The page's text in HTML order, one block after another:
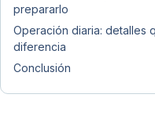
prepararlo
Operación diaria: detalles
diferencia
Conclusión